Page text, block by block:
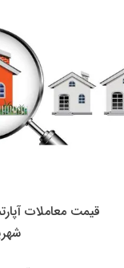
قیمت معاملات